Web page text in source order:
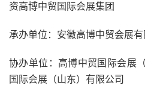
资高博中贸国际会展集团
承办单位：安徽高博中贸会展有
协办单位：高博中贸国际会展
国际会展（山东）有限公司